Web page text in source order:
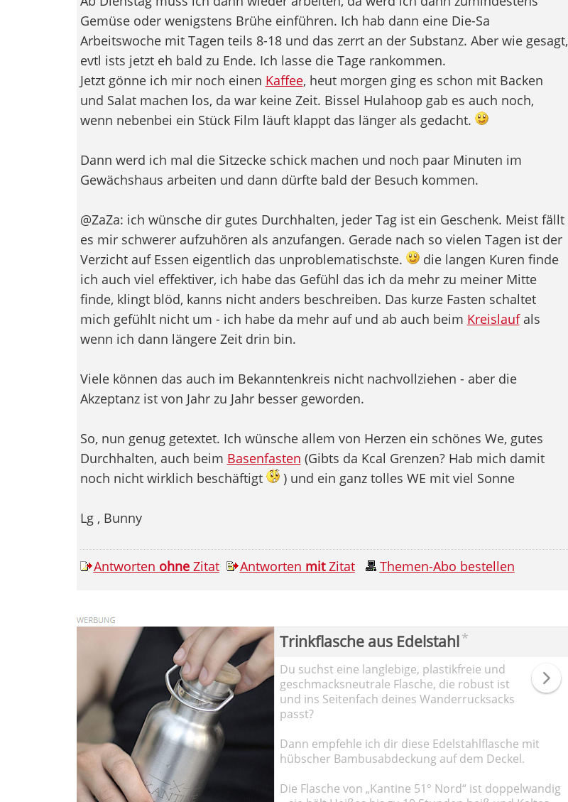
Gemüse oder wenigstens Brühe einführen. Ich hab dann eine Die-Sa
Arbeitswoche mit Tagen teils 8-18 und das zerrt an der Substanz. Aber wie gesagt,
evtl ists jetzt eh bald zu Ende. Ich lasse die Tage rankommen.
Jetzt gönne ich mir noch einen Kaffee, heut morgen ging es schon mit Backen
und Salat machen los, da war keine Zeit. Bissel Hulahoop gab es auch noch,
wenn nebenbei ein Stück Film läuft klappt das länger als gedacht.
Dann werd ich mal die Sitzecke schick machen und noch paar Minuten im
Gewächshaus arbeiten und dann dürfte bald der Besuch kommen.
@ZaZa: ich wünsche dir gutes Durchhalten, jeder Tag ist ein Geschenk. Meist fällt
es mir schwerer aufzuhören als anzufangen. Gerade nach so vielen Tagen ist der
Verzicht auf Essen eigentlich das unproblematischste.
die langen Kuren finde
ich auch viel effektiver, ich habe das Gefühl das ich da mehr zu meiner Mitte
finde, klingt blöd, kanns nicht anders beschreiben. Das kurze Fasten schaltet
mich gefühlt nicht um - ich habe da mehr auf und ab auch beim Kreislaufals
wenn ich dann längere Zeit drin bin.
Viele können das auch im Bekanntenkreis nicht nachvollziehen - aber die
Akzeptanz ist von Jahr zu Jahr besser geworden.
So, nun genug getextet. Ich wünsche allem von Herzen ein schönes We, gutes
Durchhalten, auch beim Basenfasten (Gibts da Kcal Grenzen? Hab mich damit
noch nicht wirklich beschäftigt
) und ein ganz tolles WE mit viel Sonne
Lg , Bunny
Antworten ohneZitat Antworten mitZitat Themen-Abo bestellen
Trinkflasche aus Edelstahl*
Du suchst eine langlebige, plastikfreie und
geschmacksneutrale Flasche, die robust ist
und ins Seitenfach deines Wanderrucksacks
passt?
Dann empfehle ich dir diese Edelstahlflasche mit
hübscher Bambusabdeckung auf dem Deckel.
Die Flasche von „Kantine 51° Nord“ ist doppelwandig